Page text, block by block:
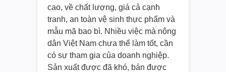
cao, về chất lượng, giá cả cạnh
tranh, an toàn vệ sinh thực phẩm và
mẫu mã bao bì. Nhiều việc mà nông
dân Việt Nam chưa thể làm tốt, cần
có sự tham gia của doanh nghiệp.
Sản xuất được đã khó, bán được